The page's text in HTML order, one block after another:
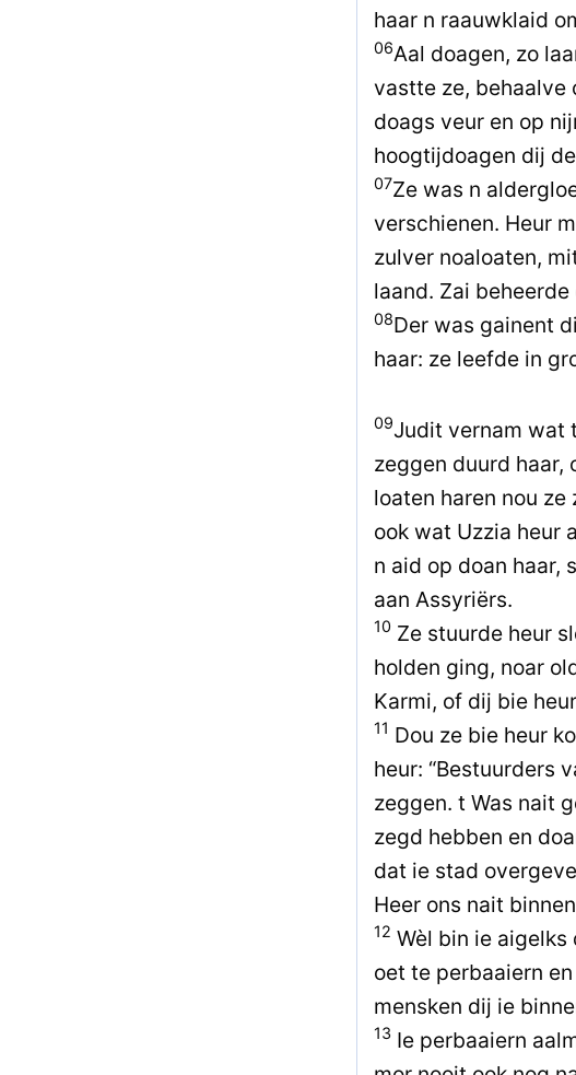
haar n raauwklaid
06Aal doagen, zo
vastte ze, behaalve
doags veur en op
hoogtijdoagen dij
07Ze was n
verschienen. Heur
zulver noaloaten,
laand. Zai
08Der was gainent
haar: ze leefde in
09Judit vernam wat
zeggen duurd haar,
loaten haren nou ze
ook wat Uzzia heur
n aid op doan haar,
aan Assyriërs.
10 Ze stuurde heur
holden ging, noar
Karmi, of dij bie
11 Dou ze bie heur
heur: “Bestuurders
zeggen. t Was nait
zegd hebben en
dat ie stad
Heer ons nait
12 Wèl bin ie
oet te perbaaiern
mensken dij ie
13 Ie perbaaiern